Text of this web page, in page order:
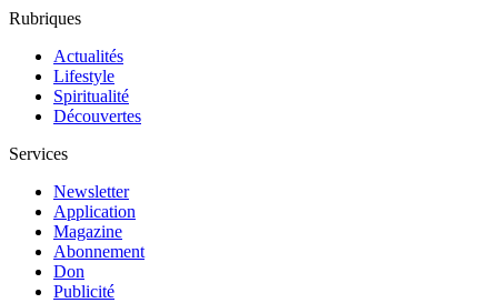
Rubriques
Actualités
Lifestyle
Spiritualité
Découvertes
Services
Newsletter
Application
Magazine
Abonnement
Don
Publicité